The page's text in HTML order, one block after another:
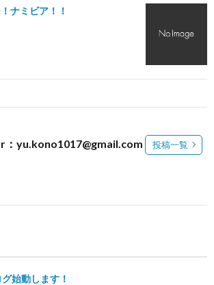
ナミビア！！
：yu.kono1017@gmail.com 投稿一覧
始動します！